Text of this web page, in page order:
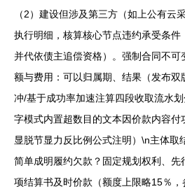
（2）建设但涉及第三方（如上公有云
执行明细，核算核心节点违约承受条
并代依债主追偿资格）。强制合同不
额与费用：可以归属期、结果（发布
冲/基于成功率加速注算四段收取流水
字模式内置超数目的文本因价款内容付
显脱节显力反比例公式注明）\n主体取
简单成明履约欠款？固定规划权利、先
项结算书及时价款（额度上限略15％